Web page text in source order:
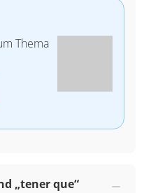
Thema
„tener que“